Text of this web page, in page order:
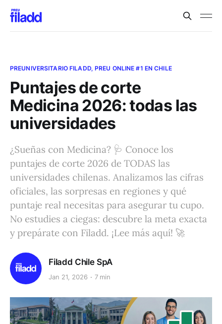
PREUNIVERSITARIO FILADD, PREU ONLINE #1 EN CHILE
Puntajes de corte
Medicina 2026: todas las
universidades
¿Sueñas con Medicina? 🩺 Conoce los
puntajes de corte 2026 de TODAS las
universidades chilenas. Analizamos las cifras
oficiales, las sorpresas en regiones y qué
puntaje real necesitas para asegurar tu cupo.
No estudies a ciegas: descubre la meta exacta
y prepárate con Filadd. ¡Lee más aquí! 🚀
Filadd Chile SpA
Jan 21, 2026 7 min